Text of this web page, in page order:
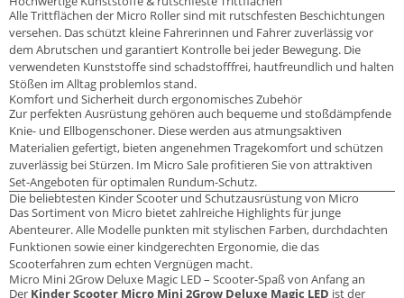
Alle Trittflächen der Micro Roller sind mit rutschfesten Beschichtungen
versehen. Das schützt kleine Fahrerinnen und Fahrer zuverlässig vor
dem Abrutschen und garantiert Kontrolle bei jeder Bewegung. Die
verwendeten Kunststoffe sind schadstofffrei, hautfreundlich und halten
Stößen im Alltag problemlos stand.
Komfort und Sicherheit durch ergonomisches Zubehör
Zur perfekten Ausrüstung gehören auch bequeme und stoßdämpfende
Knie- und Ellbogenschoner. Diese werden aus atmungsaktiven
Materialien gefertigt, bieten angenehmen Tragekomfort und schützen
zuverlässig bei Stürzen. Im Micro Sale profitieren Sie von attraktiven
Set-Angeboten für optimalen Rundum-Schutz.
Die beliebtesten Kinder Scooter und Schutzausrüstung von Micro
Das Sortiment von Micro bietet zahlreiche Highlights für junge
Abenteurer. Alle Modelle punkten mit stylischen Farben, durchdachten
Funktionen sowie einer kindgerechten Ergonomie, die das
Scooterfahren zum echten Vergnügen macht.
Micro Mini 2Grow Deluxe Magic LED – Scooter-Spaß von Anfang an
Der Kinder Scooter Micro Mini 2Grow Deluxe Magic LED ist der